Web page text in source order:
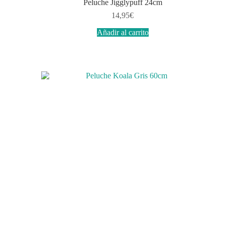
Peluche Jigglypuff 24cm
14,95€
Añadir al carrito